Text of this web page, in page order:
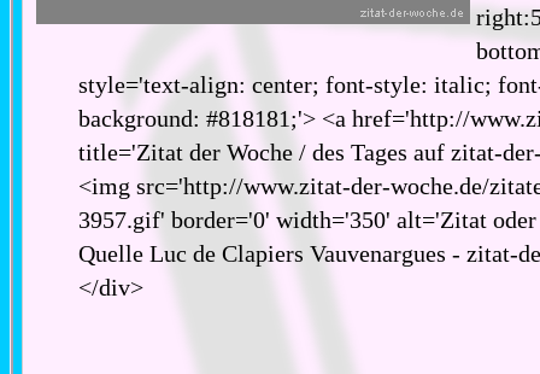
style='text-align: center; font-style: italic;
background: #818181;'> <a href='http://
title='Zitat der Woche / des Tages auf zitat-
<img src='http://www.zitat-der-woche.de/
3957.gif' border='0' width='350' alt='Zitat
Quelle Luc de Clapiers Vauvenargues - zitat-
</div>